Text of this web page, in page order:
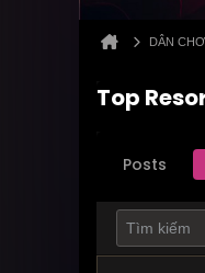
DÂN
Top
Posts